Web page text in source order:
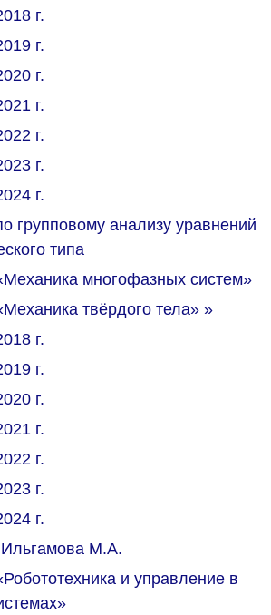
г.
г.
г.
г.
г.
г.
г.
групповому анализу уравнений
типа
многофазных систем»
твёрдого тела» »
г.
г.
г.
г.
г.
г.
г.
М.А.
и управление в